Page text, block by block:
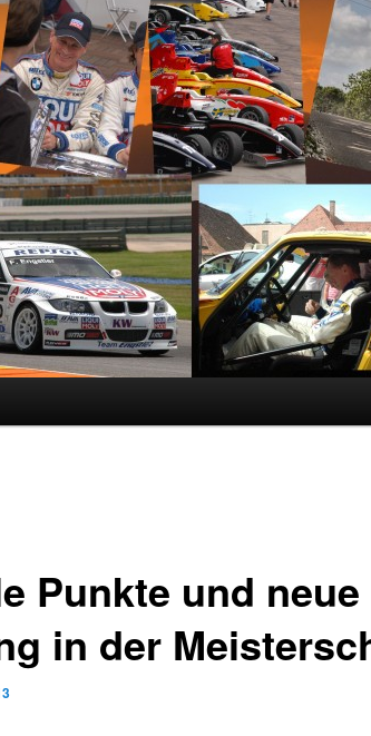
Punkte und neue
in der